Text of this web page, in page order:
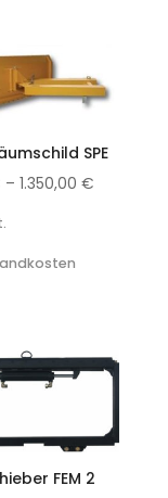
SPE
–1.350,00€
FEM 2